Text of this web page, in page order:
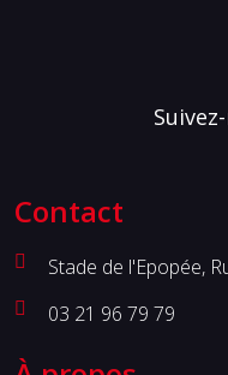
Contact
Stade de l'Epopée,
03 21 96 79 79